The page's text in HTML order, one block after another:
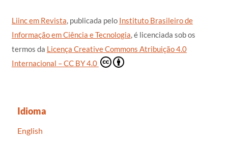
Liinc em Revista, publicada pelo Instituto Brasileiro de
Informação em Ciência e Tecnologia, é licenciada sob os
termos da Licença Creative Commons Atribuição 4.0
Internacional – CC BY 4.0
Idioma
English